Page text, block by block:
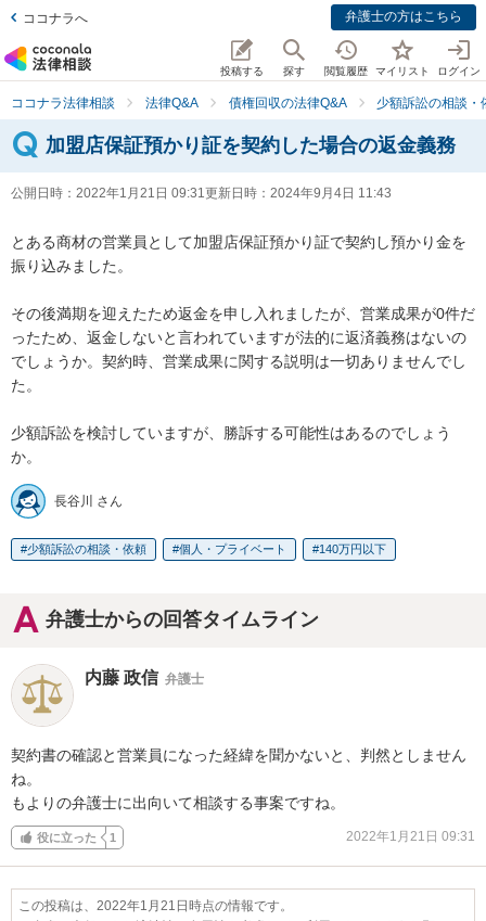
ココナラへ 弁護士の方はこちら
投稿する 探す 閲覧履歴 マイリスト ログイン
ココナラ法律相談 法律Q&A 債権回収の法律Q&A 少額訴訟の相談・
加盟店保証預かり証を契約した場合の返金義務
公開日時： 2022年1月21日 09:31更新日時： 2024年9月4日 11:43
とある商材の営業員として加盟店保証預かり証で契約し預かり金を
振り込みました。
その後満期を迎えたため返金を申し入れましたが、営業成果が0件だ
ったため、返金しないと言われていますが法的に返済義務はないの
でしょうか。契約時、営業成果に関する説明は一切ありませんでし
た。
少額訴訟を検討していますが、勝訴する可能性はあるのでしょう
か。
長谷川 さん
少額訴訟の相談・依頼 個人・プライベート 140万円以下
弁護士からの回答タイムライン
内藤 政信 弁護士
契約書の確認と営業員になった経緯を聞かないと、判然としません
ね。
もよりの弁護士に出向いて相談する事案ですね。
役に立った 1 2022年1月21日 09:31
この投稿は、2022年1月21日時点の情報です。